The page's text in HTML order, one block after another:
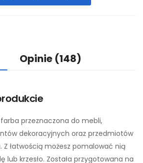
Opinie (148)
przeznaczona do mebli,
dekoracyjnych oraz przedmiotów
Z łatwością możesz pomalować nią
lub krzesło. Została przygotowana na